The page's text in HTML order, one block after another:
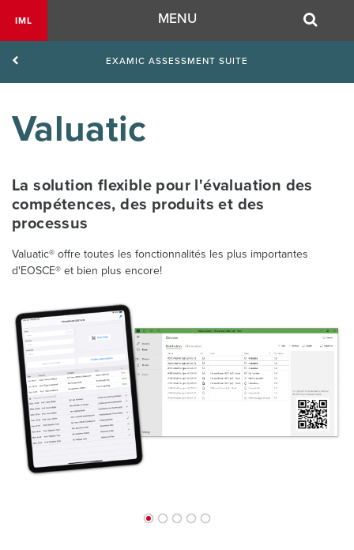
Navigation
IML MENU
EXAMIC ASSESSMENT SUITE
Valuatic
La solution flexible pour l'évaluation des
compétences, des produits et des
processus
Valuatic® offre toutes les fonctionnalités les plus importantes
d'EOSCE® et bien plus encore!